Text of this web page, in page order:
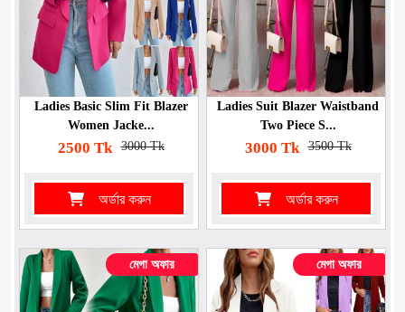
Ladies Basic Slim Fit Blazer
Women Jacke...
2500 Tk 3000 Tk
অর্ডার করুন
Ladies Suit Blazer Waistband
Two Piece S...
3000 Tk 3500 Tk
অর্ডার করুন
মেগা অফার মেগা অফার